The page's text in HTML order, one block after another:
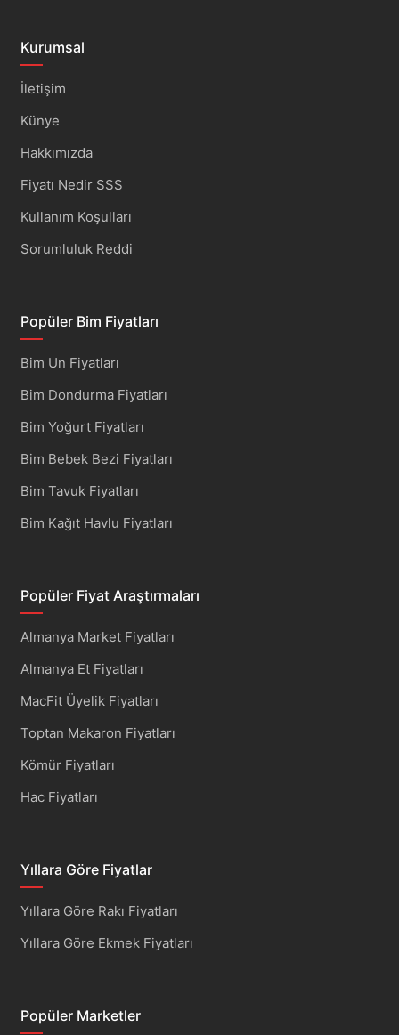
Kurumsal
İletişim
Künye
Hakkımızda
Fiyatı Nedir SSS
Kullanım Koşulları
Sorumluluk Reddi
Popüler Bim Fiyatları
Bim Un Fiyatları
Bim Dondurma Fiyatları
Bim Yoğurt Fiyatları
Bim Bebek Bezi Fiyatları
Bim Tavuk Fiyatları
Bim Kağıt Havlu Fiyatları
Popüler Fiyat Araştırmaları
Almanya Market Fiyatları
Almanya Et Fiyatları
MacFit Üyelik Fiyatları
Toptan Makaron Fiyatları
Kömür Fiyatları
Hac Fiyatları
Yıllara Göre Fiyatlar
Yıllara Göre Rakı Fiyatları
Yıllara Göre Ekmek Fiyatları
Popüler Marketler